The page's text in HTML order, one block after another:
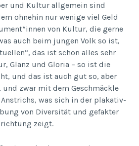
und Kultur allgemein sind
ohnehin nur wenige viel Geld
von Kultur, die gerne
auch beim jungen Volk so ist,
das ist schon alles sehr
Glanz und Gloria – so ist die
und das ist auch gut so, aber
zwar mit dem Geschmäckle
was sich in der plakativ-
von Diversität und gefakter
zeigt.